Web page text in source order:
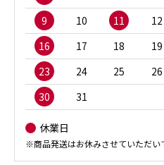
9
10 11 12
16
17 18 19
23
24 25 26
30
31
休業日
※商品発送はお休みさせていただい